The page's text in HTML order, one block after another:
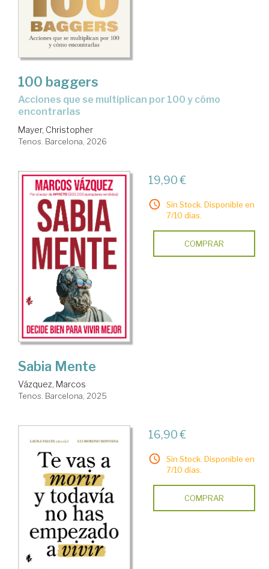
100 baggers
Acciones que se multiplican por 100 y cómo
encontrarlas
Mayer, Christopher
Tenos. Barcelona, 2026
19,90 €
Sin Stock. Disponible en
7/10 días.
COMPRAR
Sabia Mente
Vázquez, Marcos
Tenos. Barcelona, 2025
16,90 €
Sin Stock. Disponible en
7/10 días.
COMPRAR